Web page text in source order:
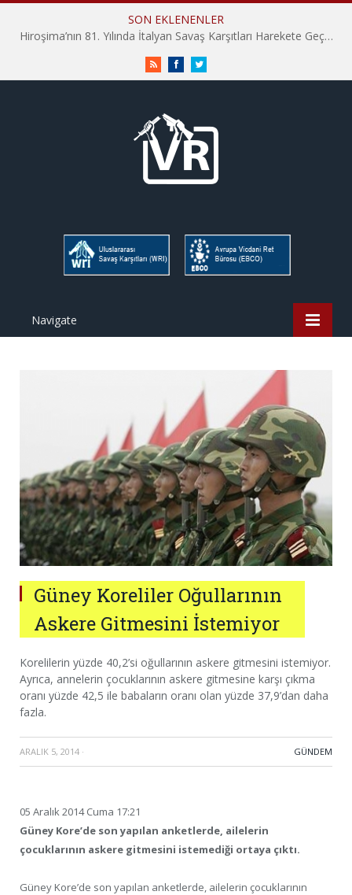
SON EKLENENLER
Hiroşima’nın 81. Yılında İtalyan Savaş Karşıtları Harekete Geçti: “Hatırlamak yeterli değil”
RSS FacebookTwitter
Navigate
Güney Koreliler Oğullarının
Askere Gitmesini İstemiyor
Korelilerin yüzde 40,2’si oğullarının askere gitmesini istemiyor.
Ayrıca, annelerin çocuklarının askere gitmesine karşı çıkma
oranı yüzde 42,5 ile babaların oranı olan yüzde 37,9’dan daha
fazla.
ARALIK 5, 2014 · GÜNDEM
05 Aralık 2014 Cuma 17:21
Güney Kore’de son yapılan anketlerde, ailelerin
çocuklarının askere gitmesini istemediği ortaya çıktı.
Güney Kore’de son yapılan anketlerde, ailelerin çocuklarının